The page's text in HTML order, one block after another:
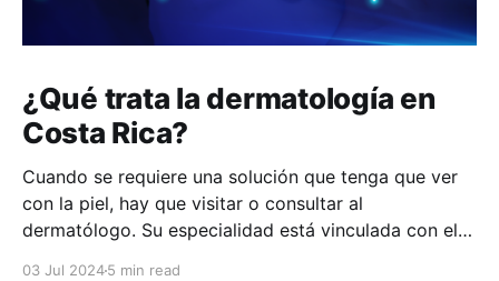
¿Qué trata la dermatología en
Costa Rica?
Cuando se requiere una solución que tenga que ver
con la piel, hay que visitar o consultar al
dermatólogo. Su especialidad está vinculada con el
03 Jul 20245 min read